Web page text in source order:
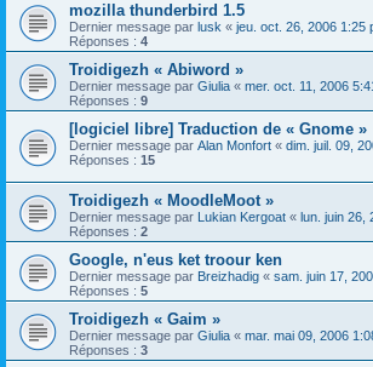
mozilla thunderbird 1.5
Dernier message par lusk « jeu. oct. 26, 2006 1:25
Réponses : 4
Troidigezh « Abiword »
Dernier message par Giulia « mer. oct. 11, 2006
Réponses : 9
[logiciel libre] Traduction de « Gnome »
Dernier message par Alan Monfort « dim. juil. 09,
Réponses : 15
Troidigezh « MoodleMoot »
Dernier message par Lukian Kergoat « lun. juin 26,
Réponses : 2
Google, n'eus ket troour ken
Dernier message par Breizhadig « sam. juin 17,
Réponses : 5
Troidigezh « Gaim »
Dernier message par Giulia « mar. mai 09, 2006
Réponses : 3